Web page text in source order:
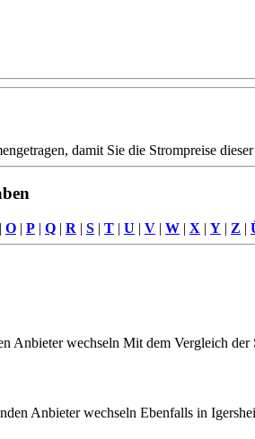
damit Sie die Strompreise
| O | P | Q | R | S | T | U | V | W | X | Y | Z |
Anbieter wechseln Mit dem Vergleich
Anbieter wechseln Ebenfalls in